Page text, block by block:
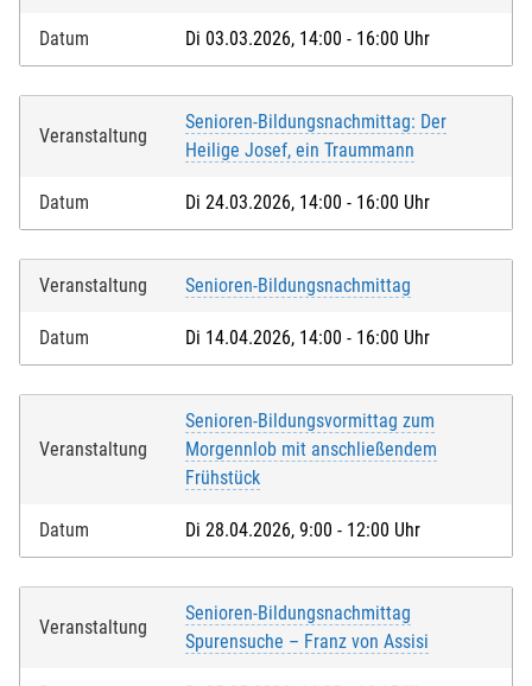
Datum Di 03.03.2026, 14:00 - 16:00 Uhr
Veranstaltung
Senioren-Bildungsnachmittag: Der
Heilige Josef, ein Traummann
Datum Di 24.03.2026, 14:00 - 16:00 Uhr
Veranstaltung Senioren-Bildungsnachmittag
Datum Di 14.04.2026, 14:00 - 16:00 Uhr
Veranstaltung
Senioren-Bildungsvormittag zum
Morgennlob mit anschließendem
Frühstück
Datum Di 28.04.2026, 9:00 - 12:00 Uhr
Veranstaltung
Senioren-Bildungsnachmittag
Spurensuche – Franz von Assisi